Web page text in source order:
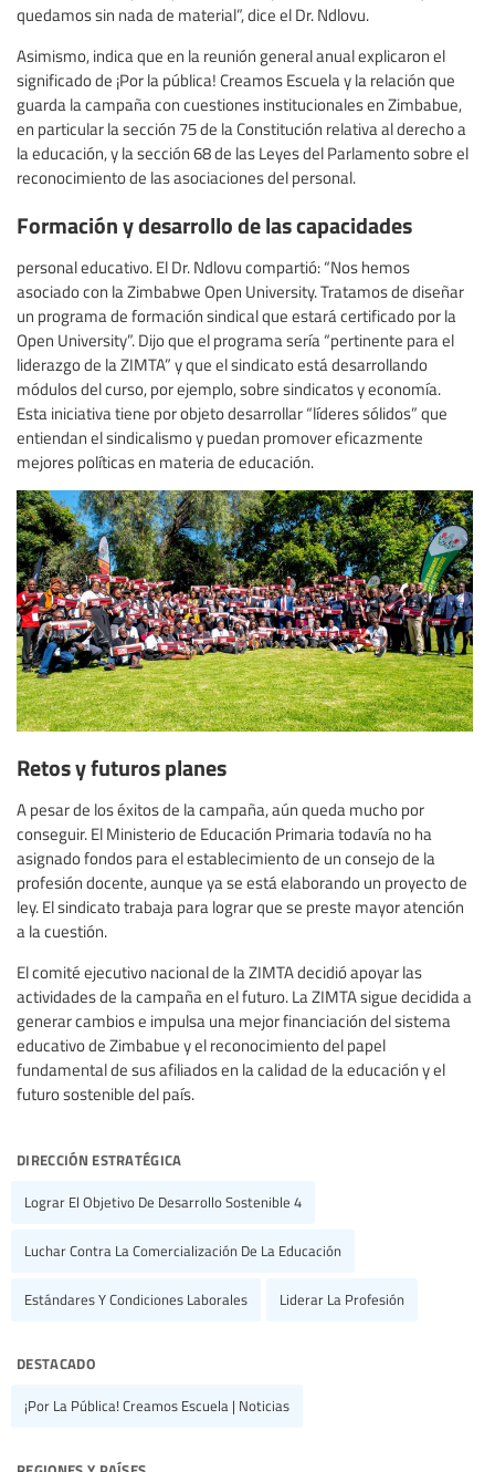
quedamos sin nada de material”, dice el Dr. Ndlovu.
Asimismo, indica que en la reunión general anual explicaron el
significado de ¡Por la pública! Creamos Escuela y la relación que
guarda la campaña con cuestiones institucionales en Zimbabue,
en particular la sección 75 de la Constitución relativa al derecho a
la educación, y la sección 68 de las Leyes del Parlamento sobre el
reconocimiento de las asociaciones del personal.
Formación y desarrollo de las capacidades
personal educativo. El Dr. Ndlovu compartió: “Nos hemos
asociado con la Zimbabwe Open University. Tratamos de diseñar
un programa de formación sindical que estará certificado por la
Open University”. Dijo que el programa sería “pertinente para el
liderazgo de la ZIMTA” y que el sindicato está desarrollando
módulos del curso, por ejemplo, sobre sindicatos y economía.
Esta iniciativa tiene por objeto desarrollar “líderes sólidos” que
entiendan el sindicalismo y puedan promover eficazmente
mejores políticas en materia de educación.
Retos y futuros planes
A pesar de los éxitos de la campaña, aún queda mucho por
conseguir. El Ministerio de Educación Primaria todavía no ha
asignado fondos para el establecimiento de un consejo de la
profesión docente, aunque ya se está elaborando un proyecto de
ley. El sindicato trabaja para lograr que se preste mayor atención
a la cuestión.
El comité ejecutivo nacional de la ZIMTA decidió apoyar las
actividades de la campaña en el futuro. La ZIMTA sigue decidida a
generar cambios e impulsa una mejor financiación del sistema
educativo de Zimbabue y el reconocimiento del papel
fundamental de sus afiliados en la calidad de la educación y el
futuro sostenible del país.
dirección estratégica
Lograr El Objetivo De Desarrollo Sostenible 4
Luchar Contra La Comercialización De La Educación
Estándares Y Condiciones Laborales Liderar La Profesión
destacado
¡Por La Pública! Creamos Escuela | Noticias